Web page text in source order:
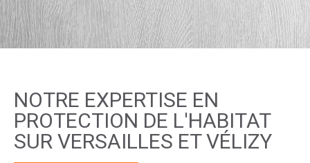
NOTRE EXPERTISE EN
PROTECTION DE L'HABITAT
SUR VERSAILLES ET VÉLIZY